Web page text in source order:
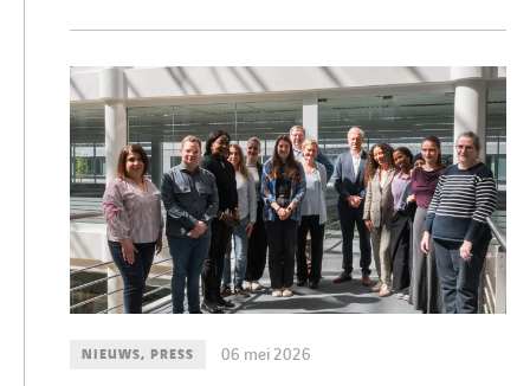
NIEUWS, PRESS 06 mei 2026